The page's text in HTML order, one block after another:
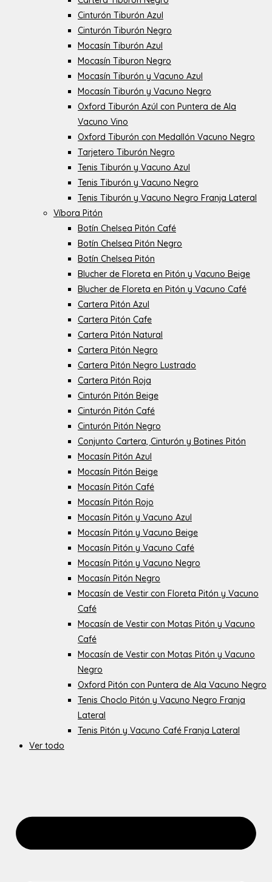
Cinturón Tiburón Azul
Cinturón Tiburón Negro
Mocasín Tiburón Azul
Mocasín Tiburon Negro
Mocasín Tiburón y Vacuno Azul
Mocasín Tiburón y Vacuno Negro
Oxford Tiburón Azúl con Puntera de Ala
Vacuno Vino
Oxford Tiburón con Medallón Vacuno Negro
Tarjetero Tiburón Negro
Tenis Tiburón y Vacuno Azul
Tenis Tiburón y Vacuno Negro
Tenis Tiburón y Vacuno Negro Franja Lateral
Víbora Pitón
Botín Chelsea Pitón Café
Botín Chelsea Pitón Negro
Botín Chelsea Pitón
Blucher de Floreta en Pitón y Vacuno Beige
Blucher de Floreta en Pitón y Vacuno Café
Cartera Pitón Azul
Cartera Pitón Cafe
Cartera Pitón Natural
Cartera Pitón Negro
Cartera Pitón Negro Lustrado
Cartera Pitón Roja
Cinturón Pitón Beige
Cinturón Pitón Café
Cinturón Pitón Negro
Conjunto Cartera, Cinturón y Botines Pitón
Mocasín Pitón Azul
Mocasín Pitón Beige
Mocasín Pitón Café
Mocasín Pitón Rojo
Mocasín Pitón y Vacuno Azul
Mocasín Pitón y Vacuno Beige
Mocasín Pitón y Vacuno Café
Mocasín Pitón y Vacuno Negro
Mocasín Pitón Negro
Mocasín de Vestir con Floreta Pitón y Vacuno
Café
Mocasín de Vestir con Motas Pitón y Vacuno
Café
Mocasín de Vestir con Motas Pitón y Vacuno
Negro
Oxford Pitón con Puntera de Ala Vacuno Negro
Tenis Choclo Pitón y Vacuno Negro Franja
Lateral
Tenis Pitón y Vacuno Café Franja Lateral
Ver todo